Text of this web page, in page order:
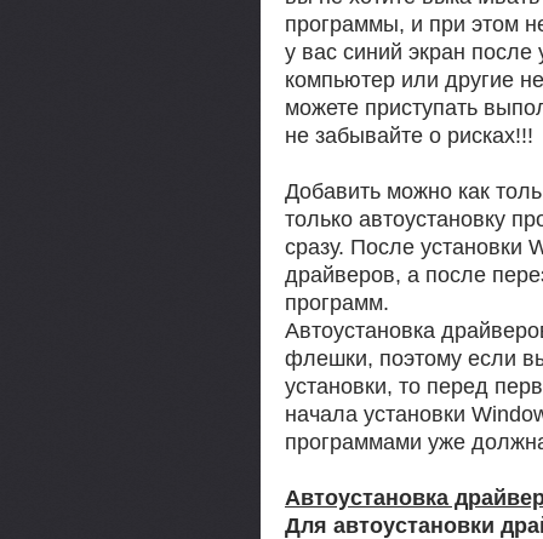
программы, и при этом
у вас синий экран после
компьютер или другие
можете приступать
не забывайте о рисках!!!
Добавить можно как
только автоустановку
сразу. После установки
драйверов, а после
программ.
Автоустановка
флешки, поэтому если
установки, то перед
начала установки
программами уже
Автоустановка
Для автоустановки